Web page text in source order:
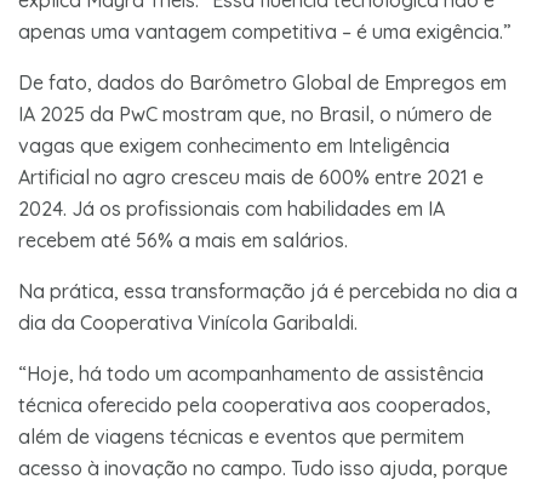
apenas uma vantagem competitiva – é uma exigência.”
De fato, dados do Barômetro Global de Empregos em
IA 2025 da PwC mostram que, no Brasil, o número de
vagas que exigem conhecimento em Inteligência
Artificial no agro cresceu mais de 600% entre 2021 e
2024. Já os profissionais com habilidades em IA
recebem até 56% a mais em salários.
Na prática, essa transformação já é percebida no dia a
dia da Cooperativa Vinícola Garibaldi.
“Hoje, há todo um acompanhamento de assistência
técnica oferecido pela cooperativa aos cooperados,
além de viagens técnicas e eventos que permitem
acesso à inovação no campo. Tudo isso ajuda, porque